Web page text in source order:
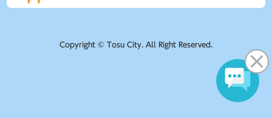
Copyright © Tosu City. All Right Reserved.